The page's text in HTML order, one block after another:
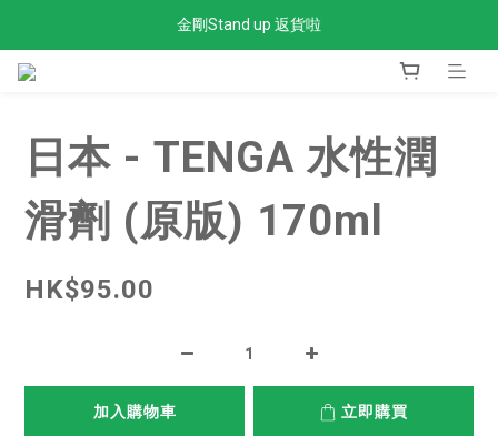
全單滿$300免運費
金剛Stand up 返貨啦
日本 - TENGA 水性潤
滑劑 (原版) 170ml
HK$95.00
加入購物車 立即購買